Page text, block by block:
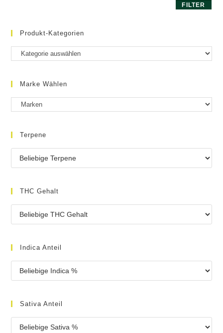
FILTER
Produkt-Kategorien
Marke Wählen
Terpene
THC Gehalt
Indica Anteil
Sativa Anteil